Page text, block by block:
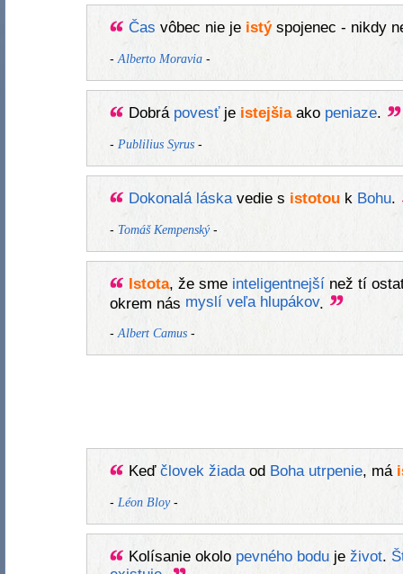
Čas vôbec nie je istýspojenec - nikdy
- Alberto Moravia-
Dobrá povesťje istejšiaako peniaze.
- Publilius Syrus-
Dokonalá láskavedie s istotouk Bohu.
- Tomáš Kempenský-
Istota, že sme inteligentnejšínež tí
okrem nás myslí veľa hlupákov.
- Albert Camus-
Keď človek žiadaod Boha utrpenie, má
- Léon Bloy-
Kolísanie okolo pevného boduje život.